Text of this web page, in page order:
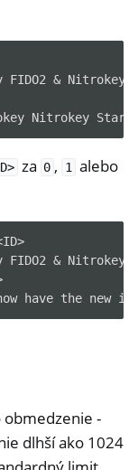
& Nitrokey
Nitrokey Start
za 0 , 1 alebo
& Nitrokey
have the new
obmedzenie -
dlhší ako 1024